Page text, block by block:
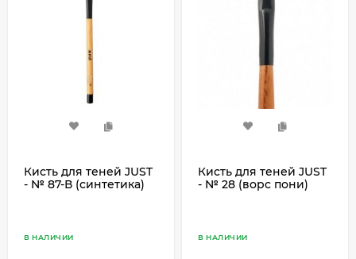
Кисть для теней JUST
- № 87-В (синтетика)
В НАЛИЧИИ
Кисть для теней JUST
- № 28 (ворс пони)
В НАЛИЧИИ